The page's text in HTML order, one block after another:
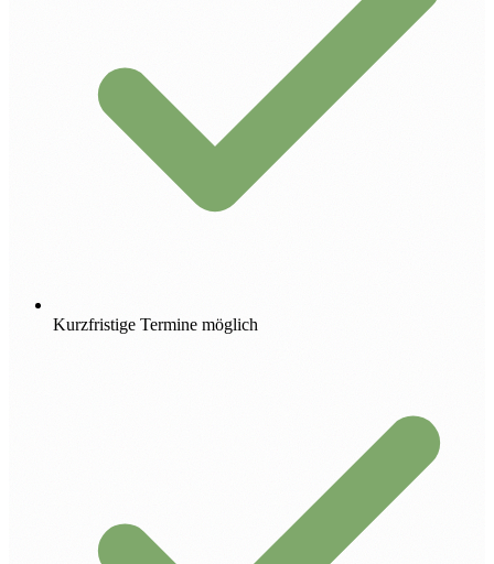
Kurzfristige Termine möglich